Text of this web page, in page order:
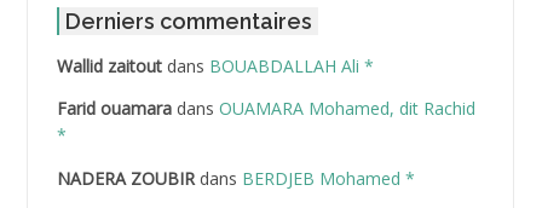
ABDAT Amar
ABDEDDAIM Hamid
ABDELAZIZ Mohamed
ABDELHAFID Lakhdar
Derniers commentaires
Wallid zaitoutdans BOUABDALLAH Ali *
Farid ouamaradans OUAMARA Mohamed, dit Rachid
*
NADERA ZOUBIRdans BERDJEB Mohamed *